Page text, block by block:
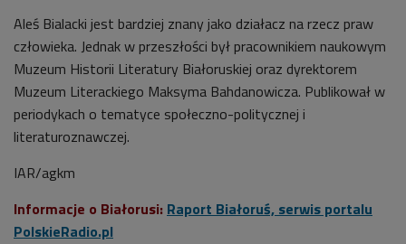
Aleś Bialacki jest bardziej znany jako działacz na rzecz praw
człowieka. Jednak w przeszłości był pracownikiem naukowym
Muzeum Historii Literatury Białoruskiej oraz dyrektorem
Muzeum Literackiego Maksyma Bahdanowicza. Publikował w
periodykach o tematyce społeczno-politycznej i
literaturoznawczej.
IAR/agkm
Informacje o Białorusi: Raport Białoruś, serwis portalu
PolskieRadio.pl